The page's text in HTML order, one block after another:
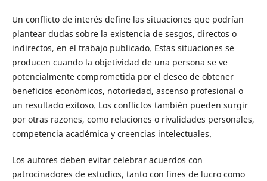
Un conflicto de interés define las situaciones que podrían
plantear dudas sobre la existencia de sesgos, directos o
indirectos, en el trabajo publicado. Estas situaciones se
producen cuando la objetividad de una persona se ve
potencialmente comprometida por el deseo de obtener
beneficios económicos, notoriedad, ascenso profesional o
un resultado exitoso. Los conflictos también pueden surgir
por otras razones, como relaciones o rivalidades personales,
competencia académica y creencias intelectuales.
Los autores deben evitar celebrar acuerdos con
patrocinadores de estudios, tanto con fines de lucro como